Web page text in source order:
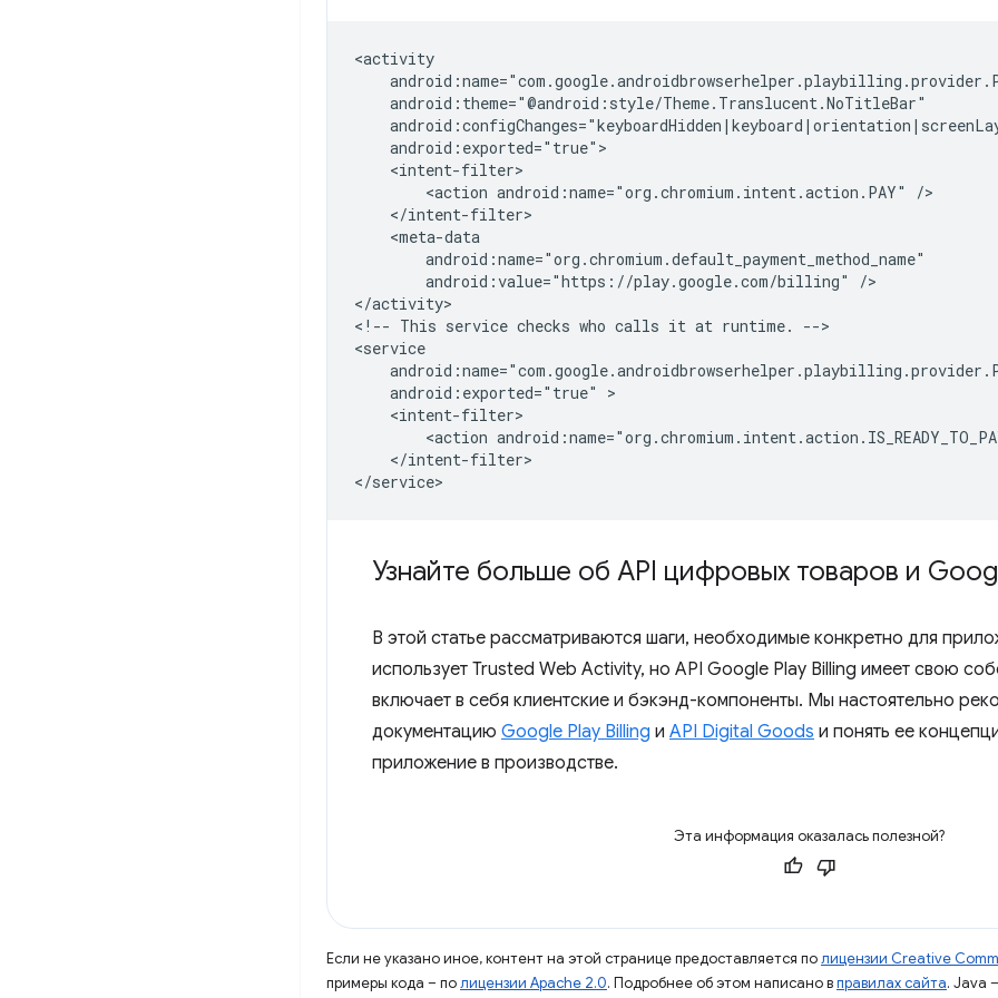
<action android:name="org.chromium.intent.action.PAY"
android:value="https://play.google.com/billing"
/>
</activity>
<!-- This service checks who calls it at runtime.
-->
android:exported="true"
<action
</intent-filter>
Узнайте больше об API цифровых товаров и
В этой статье рассматриваются шаги, необходимые конкретно для
использует Trusted Web Activity, но API Google Play Billing имеет свою
включает в себя клиентские и бэкэнд-компоненты. Мы настоятельно
документацию Google Play Billing и API Digital Goods и понять ее
приложение в производстве.
Эта информация оказалась полезной?
Если не указано иное, контент на этой странице предоставляется полицензии Creative
примеры кода – полицензии Apache 2.0. Подробнее об этом написано вправилах сайта. Java